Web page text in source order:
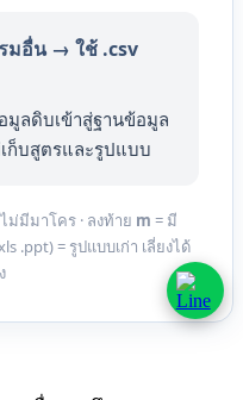
มอื่น → ใช้ .csv
มูลดิบเข้าสู่ฐานข้อมูล
ก็บสูตรและรูปแบบ
ม่มีมาโคร · ลงท้าย m = มี
.ppt) = รูปแบบเก่า เลี่ยงได้